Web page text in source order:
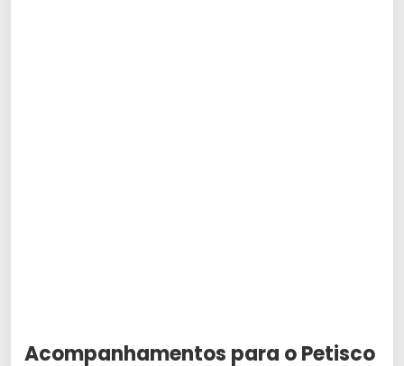
Acompanhamentos para o Petisco